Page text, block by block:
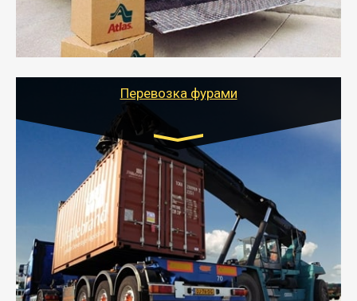
- Тайгер Логистик подберет автотранспорт, быстро и
качественно организует переезд к новому месту
службы или работы с гарантией сохранности груза и
оформлением документов, подтверждающих
Перевозка фурами
Транспорт:
Еврофура Тент от 5 до 10 тонн
грузоподъемность
от 10 000 руб. Возможен догруз
- Доставка фурой до 20 т возможна для больших
объемов грузов, упакованных в коробки, мешки,
паллеты и россыпью в самые отдаленные места
России с гарантией полной сохранности.